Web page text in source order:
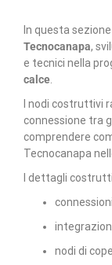
In questa
Tecnocanapa,
e tecnici nella
calce
I nodi costruttivi
connessione tra
comprendere
Tecnocanapa
I dettagli
nodi di